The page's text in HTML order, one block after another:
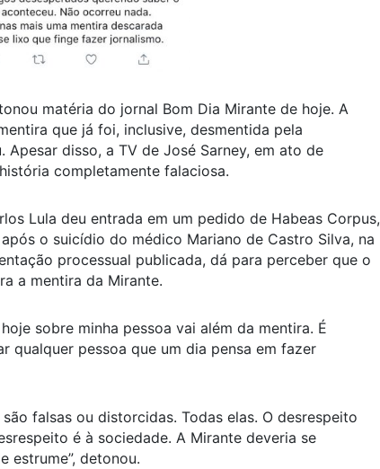
matéria do jornal Bom Dia Mirante de hoje. A
que já foi, inclusive, desmentida pela
disso, a TV de José Sarney, em ato de
completamente falaciosa.
Lula deu entrada em um pedido de Habeas Corpus,
o suicídio do médico Mariano de Castro Silva, na
processual publicada, dá para perceber que o
a mentira da Mirante.
sobre minha pessoa vai além da mentira. É
qualquer pessoa que um dia pensa em fazer
falsas ou distorcidas. Todas elas. O desrespeito
é à sociedade. A Mirante deveria se
estrume”, detonou.